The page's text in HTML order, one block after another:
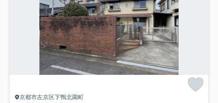
京都市左京区下鴨北園町